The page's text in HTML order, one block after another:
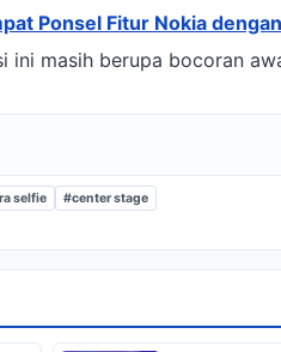
Ponsel Fitur Nokia
ini masih berupa bocoran
selfie #center stage